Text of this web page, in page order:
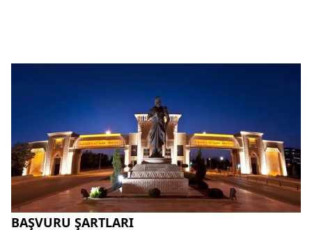
BAŞVURU ŞARTLARI